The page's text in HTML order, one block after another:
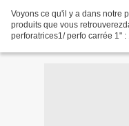
Voyons ce qu'il y a dans notre
produits que vous
perforatrices1/ perfo carrée 1"